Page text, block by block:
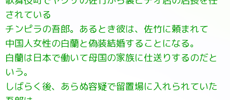
されている
チンピラの吾郎。あるとき彼は、佐竹に頼まれて
中国人女性の白蘭と偽装結婚することになる。
白蘭は日本で働いて母国の家族に仕送りするのだと
いう。
しばらく後、あらぬ容疑で留置場に入れられていた